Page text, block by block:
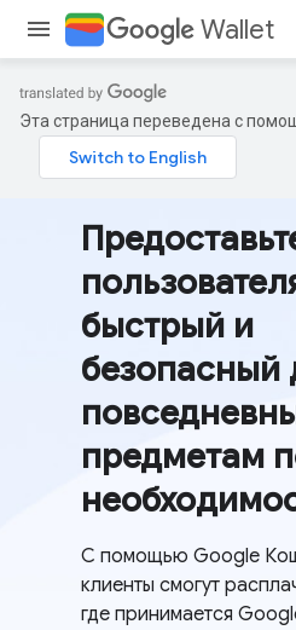
Wallet
Эта страница переведена с
быстрый и
безопасный
предметам
С помощью Google
клиенты смогут
где принимается